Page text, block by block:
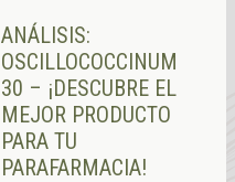
ANÁLISIS:
OSCILLOCOCCINUM
30 – ¡DESCUBRE EL
MEJOR PRODUCTO
PARA TU
PARAFARMACIA!